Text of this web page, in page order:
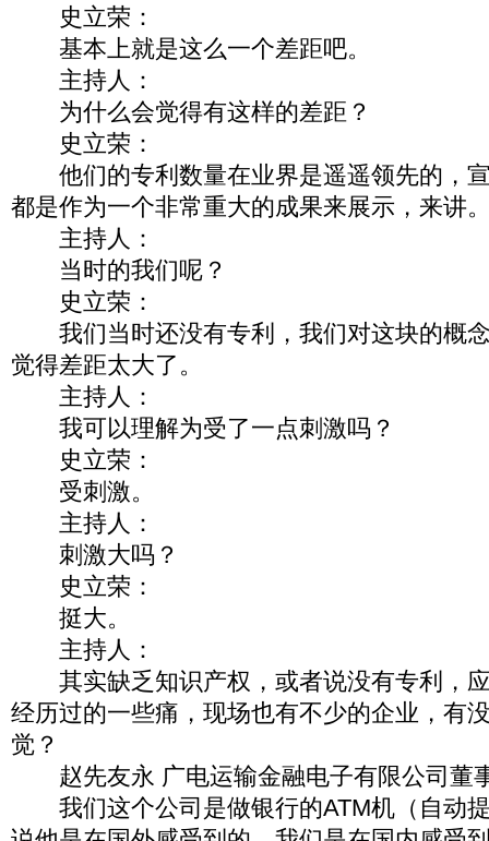
史立荣：
基本上就是这么一个差距吧。
主持人：
为什么会觉得有这样的差距？
史立荣：
他们的专利数量在业界是遥遥领先的，
都是作为一个非常重大的成果来展示，来讲
主持人：
当时的我们呢？
史立荣：
我们当时还没有专利，我们对这块的概
觉得差距太大了。
主持人：
我可以理解为受了一点刺激吗？
史立荣：
受刺激。
主持人：
刺激大吗？
史立荣：
挺大。
主持人：
其实缺乏知识产权，或者说没有专利，
经历过的一些痛，现场也有不少的企业，有
觉？
赵先友永 广电运输金融电子有限公司董
我们这个公司是做银行的ATM机（自动